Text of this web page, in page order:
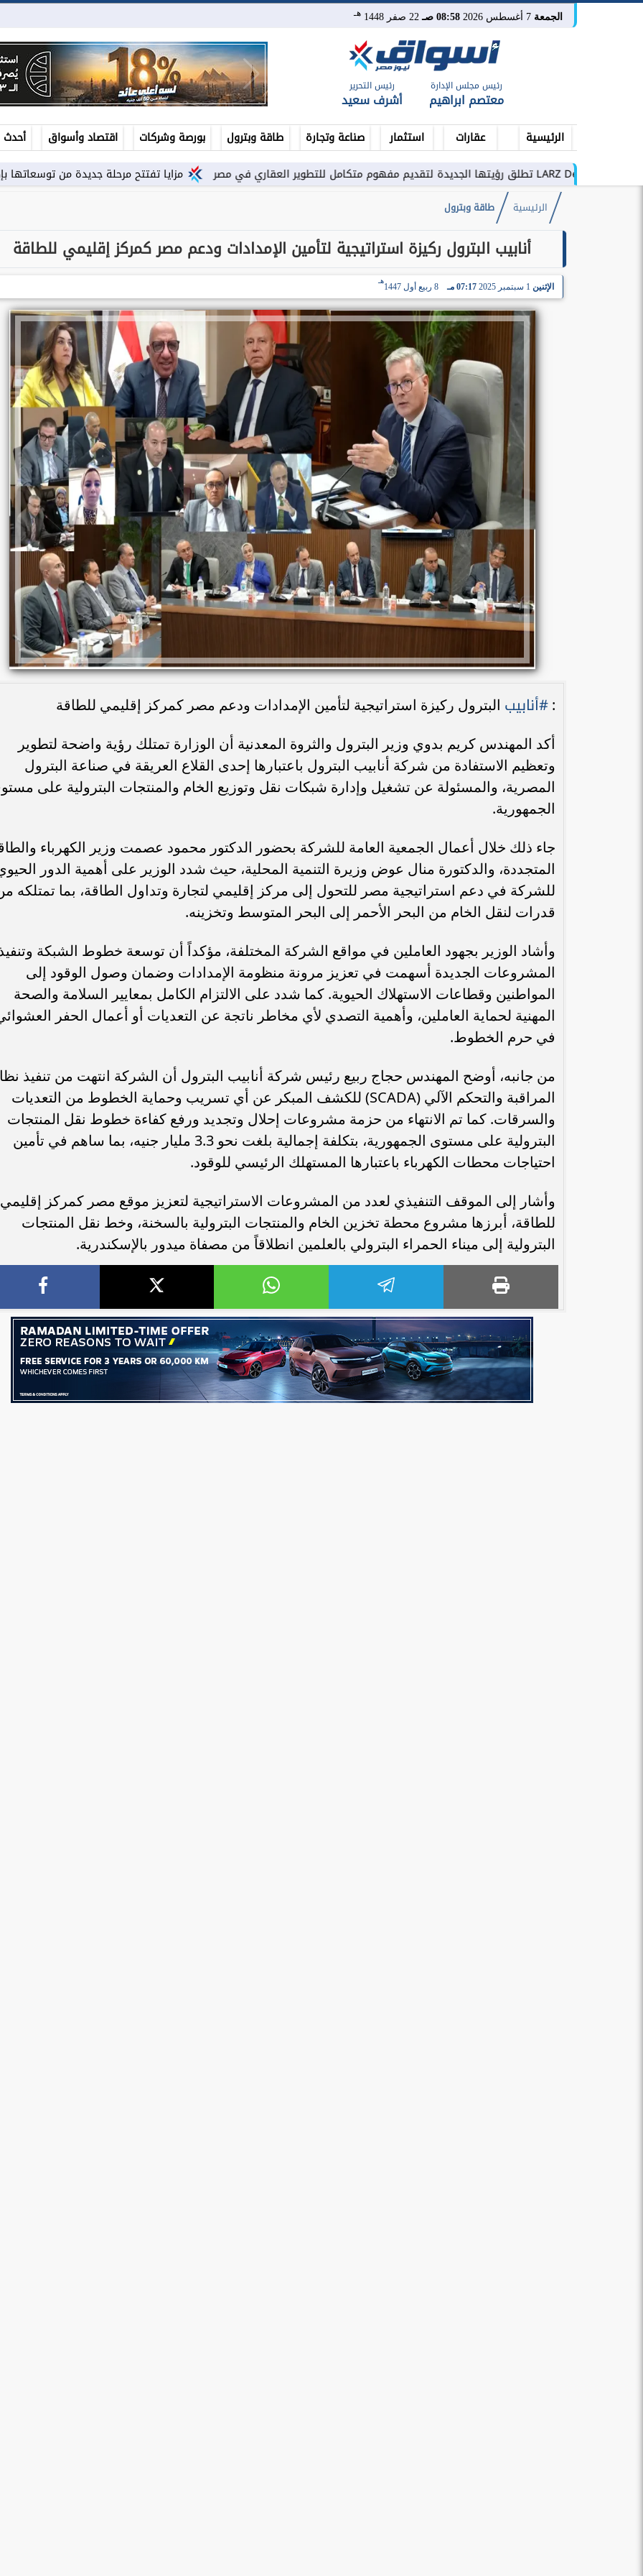
الجمعة 08:58 صـ 22 صفر 1448 هـ
رئيس مجلس الإدارة
معتصم ابراهيم
رئيس التحرير
أشرف سعيد
الرئيسية عقارات استثمار صناعة وتجارة طاقة وبترول بورصة وشركات اقتصاد وأسواق
أحدث
مزايا تفتتح مرحلة جديدة من توسعاتها بإطلاق مشروع ”Town Ten ” بعرابى...
الرئيسية طاقة وبترول
أنابيب البترول ركيزة استراتيجية لتأمين الإمدادات ودعم مصر كمركز إقليمي للطاقة
الإثنين 07:17 مـ 8 ربيع أول 1447
هـ
: #أنابيب البترول ركيزة استراتيجية لتأمين الإمدادات ودعم مصر كمركز إقليمي للطاقة
أكد المهندس كريم بدوي وزير البترول والثروة المعدنية أن الوزارة تمتلك رؤية واضحة لتطوير
وتعظيم الاستفادة من شركة أنابيب البترول باعتبارها إحدى القلاع العريقة في صناعة البترول
المصرية، والمسئولة عن تشغيل وإدارة شبكات نقل وتوزيع الخام والمنتجات البترولية على
الجمهورية.
جاء ذلك خلال أعمال الجمعية العامة للشركة بحضور الدكتور محمود عصمت وزير الكهرباء
المتجددة، والدكتورة منال عوض وزيرة التنمية المحلية، حيث شدد الوزير على أهمية الدور
للشركة في دعم استراتيجية مصر للتحول إلى مركز إقليمي لتجارة وتداول الطاقة، بما تمتلكه
قدرات لنقل الخام من البحر الأحمر إلى البحر المتوسط وتخزينه.
وأشاد الوزير بجهود العاملين في مواقع الشركة المختلفة، مؤكداً أن توسعة خطوط الشبكة
المشروعات الجديدة أسهمت في تعزيز مرونة منظومة الإمدادات وضمان وصول الوقود إلى
المواطنين وقطاعات الاستهلاك الحيوية. كما شدد على الالتزام الكامل بمعايير السلامة والصحة
المهنية لحماية العاملين، وأهمية التصدي لأي مخاطر ناتجة عن التعديات أو أعمال الحفر
في حرم الخطوط.
من جانبه، أوضح المهندس حجاج ربيع رئيس شركة أنابيب البترول أن الشركة انتهت من تنفيذ
المراقبة والتحكم الآلي (SCADA) للكشف المبكر عن أي تسريب وحماية الخطوط من التعديات
والسرقات. كما تم الانتهاء من حزمة مشروعات إحلال وتجديد ورفع كفاءة خطوط نقل المنتجات
البترولية على مستوى الجمهورية، بتكلفة إجمالية بلغت نحو 3.3 مليار جنيه، بما ساهم في تأمين
احتياجات محطات الكهرباء باعتبارها المستهلك الرئيسي للوقود.
وأشار إلى الموقف التنفيذي لعدد من المشروعات الاستراتيجية لتعزيز موقع مصر كمركز إقليمي
للطاقة، أبرزها مشروع محطة تخزين الخام والمنتجات البترولية بالسخنة، وخط نقل المنتجات
البترولية إلى ميناء الحمراء البترولي بالعلمين انطلاقاً من مصفاة ميدور بالإسكندرية.